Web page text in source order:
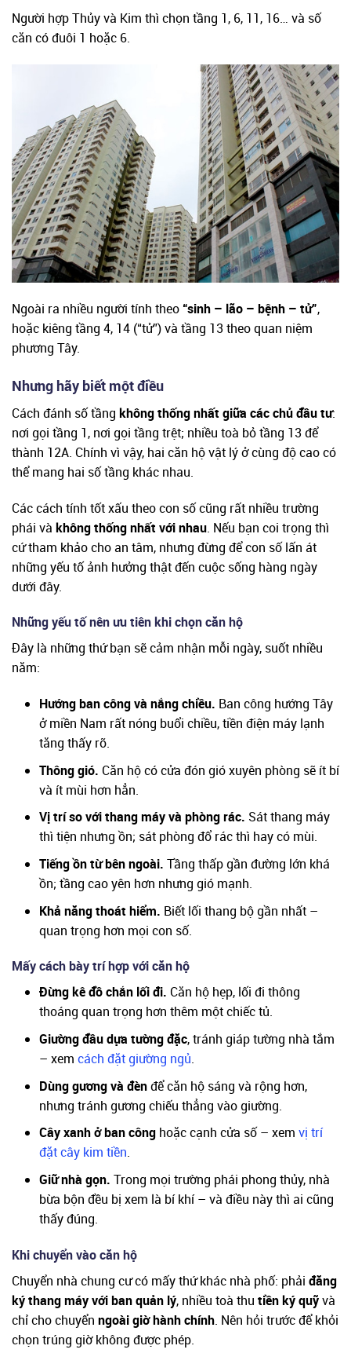
Người hợp Thủy và Kim thì chọn tầng 1, 6, 11, 16… và số
căn có đuôi 1 hoặc 6.
Ngoài ra nhiều người tính theo “sinh – lão – bệnh – tử”,
hoặc kiêng tầng 4, 14 (“tử”) và tầng 13 theo quan niệm
phương Tây.
Nhưng hãy biết một điều
Cách đánh số tầng không thống nhất giữa các chủ đầu tư:
nơi gọi tầng 1, nơi gọi tầng trệt; nhiều toà bỏ tầng 13 để
thành 12A. Chính vì vậy, hai căn hộ vật lý ở cùng độ cao có
thể mang hai số tầng khác nhau.
Các cách tính tốt xấu theo con số cũng rất nhiều trường
phái và không thống nhất với nhau. Nếu bạn coi trọng thì
cứ tham khảo cho an tâm, nhưng đừng để con số lấn át
những yếu tố ảnh hưởng thật đến cuộc sống hàng ngày
dưới đây.
Những yếu tố nên ưu tiên khi chọn căn hộ
Đây là những thứ bạn sẽ cảm nhận mỗi ngày, suốt nhiều
năm:
Hướng ban công và nắng chiều. Ban công hướng Tây
ở miền Nam rất nóng buổi chiều, tiền điện máy lạnh
tăng thấy rõ.
Thông gió. Căn hộ có cửa đón gió xuyên phòng sẽ ít bí
và ít mùi hơn hẳn.
Vị trí so với thang máy và phòng rác. Sát thang máy
thì tiện nhưng ồn; sát phòng đổ rác thì hay có mùi.
Tiếng ồn từ bên ngoài. Tầng thấp gần đường lớn khá
ồn; tầng cao yên hơn nhưng gió mạnh.
Khả năng thoát hiểm. Biết lối thang bộ gần nhất –
quan trọng hơn mọi con số.
Mấy cách bày trí hợp với căn hộ
Đừng kê đồ chắn lối đi. Căn hộ hẹp, lối đi thông
thoáng quan trọng hơn thêm một chiếc tủ.
Giường đầu dựa tường đặc, tránh giáp tường nhà tắm
– xem cách đặt giường ngủ.
Dùng gương và đènđể căn hộ sáng và rộng hơn,
nhưng tránh gương chiếu thẳng vào giường.
Cây xanh ở ban công hoặc cạnh cửa số – xem vị trí
đặt cây kim tiền.
Giữ nhà gọn. Trong mọi trường phái phong thủy, nhà
bừa bộn đều bị xem là bí khí – và điều này thì ai cũng
thấy đúng.
Khi chuyển vào căn hộ
Chuyển nhà chung cư có mấy thứ khác nhà phố: phải đăng
ký thang máy với ban quản lý, nhiều toà thu tiền ký quỹvà
chỉ cho chuyển ngoài giờ hành chính. Nên hỏi trước để khỏi
chọn trúng giờ không được phép.